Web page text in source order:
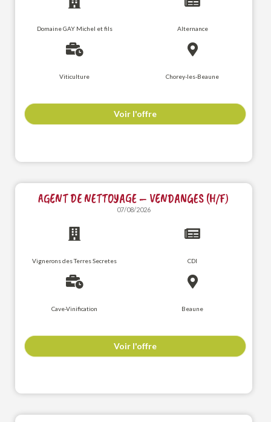
Domaine GAY Michel et fils Alternance
Viticulture Chorey-les-Beaune
Voir l'offre
AGENT DE NETTOYAGE – VENDANGES (H/F)
07/08/2026
Vignerons des Terres Secretes CDI
Cave-Vinification Beaune
Voir l'offre